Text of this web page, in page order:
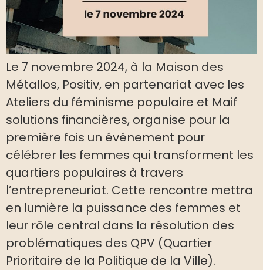
Le 7 novembre 2024, à la Maison des
Métallos, Positiv, en partenariat avec les
Ateliers du féminisme populaire et Maif
solutions financières, organise pour la
première fois un événement pour
célébrer les femmes qui transforment les
quartiers populaires à travers
l’entrepreneuriat. Cette rencontre mettra
en lumière la puissance des femmes et
leur rôle central dans la résolution des
problématiques des QPV (Quartier
Prioritaire de la Politique de la Ville).